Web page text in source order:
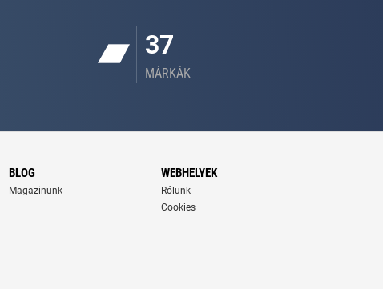
37
MÁRKÁK
BLOG
Magazinunk
WEBHELYEK
Rólunk
Cookies